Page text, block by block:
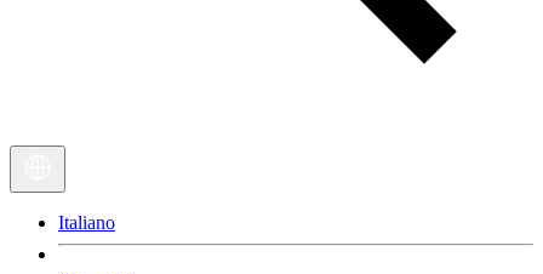
Italiano